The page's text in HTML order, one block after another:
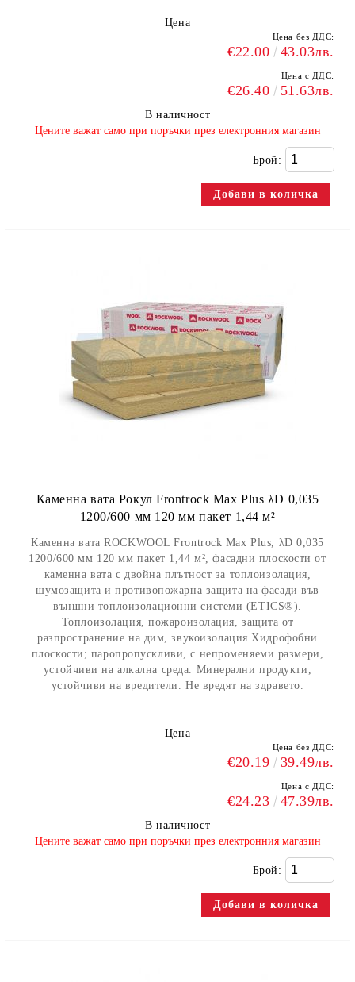
Цена
Цена без ДДС:
€22.00 43.03лв.
Цена с ДДС:
€26.40 51.63лв.
В наличност
​Цените важат само при поръчки през електронния магазин
Брой:
Каменна вата Рокул Frontrock Max Plus λD 0,035
1200/600 мм 120 мм пакет 1,44 м²
Каменна вата ROCKWOOL Frontrock Max Plus, λD 0,035
1200/600 мм 120 мм пакет 1,44 м², фасадни плоскости от
каменна вата с двойна плътност за топлоизолация,
шумозащита и противопожарна защита на фасади във
външни топлоизолационни системи (ETICS®).
Топлоизолация, пожароизолация, защита от
разпространение на дим, звукоизолация Хидрофобни
плоскости; паропропускливи, с непроменяеми размери,
устойчиви на алкална среда. Минерални продукти,
устойчиви на вредители. Не вредят на здравето.
Цена
Цена без ДДС:
€20.19 39.49лв.
Цена с ДДС:
€24.23 47.39лв.
В наличност
​Цените важат само при поръчки през електронния магазин
Брой: